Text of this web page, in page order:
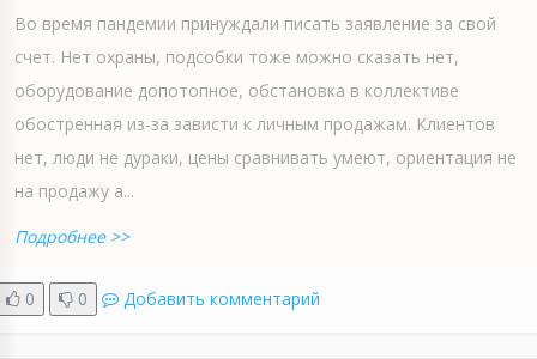
Во время пандемии принуждали писать заявление за свой
счет. Нет охраны, подсобки тоже можно сказать нет,
оборудование допотопное, обстановка в коллективе
обостренная из-за зависти к личным продажам. Клиентов
нет, люди не дураки, цены сравнивать умеют, ориентация не
на продажу а...
Подробнее >>
0 0 Добавить комментарий